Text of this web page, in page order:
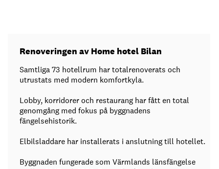
Renoveringen av Home hotel Bilan
Samtliga 73 hotellrum har totalrenoverats och
utrustats med modern komfortkyla.
Lobby, korridorer och restaurang har fått en total
genomgång med fokus på byggnadens
fängelsehistorik.
Elbilsladdare har installerats i anslutning till hotellet.
Byggnaden fungerade som Värmlands länsfängelse